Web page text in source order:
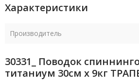
Характеристики
Производитель
30331_ Поводок
титаниум 30см х 9кг